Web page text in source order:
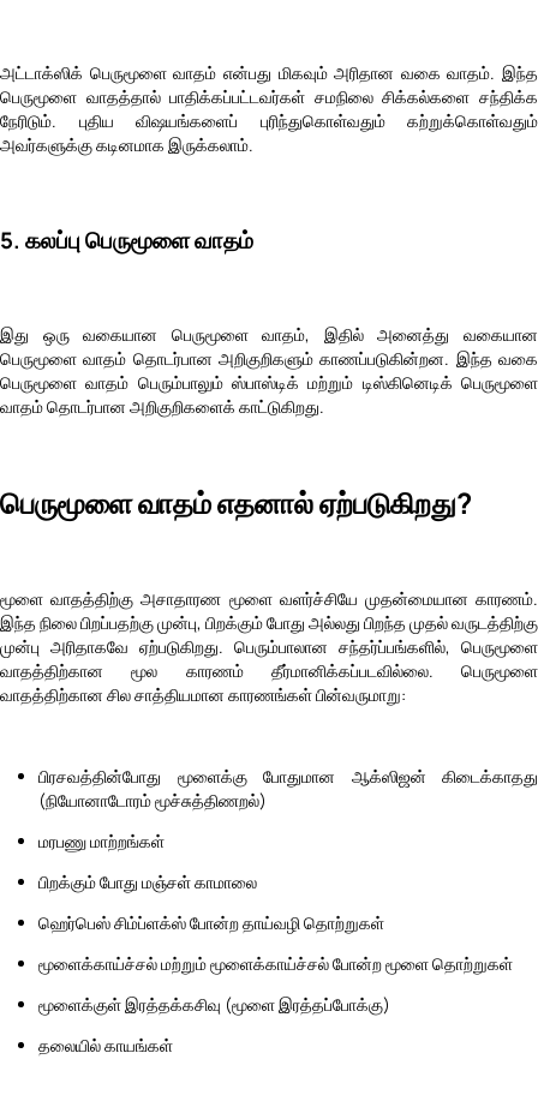
அட்டாக்ஸிக் பெருமூளை வாதம் என்பது மிகவும் அரிதான வகை வாதம். இந்த
பெருமூளை வாதத்தால் பாதிக்கப்பட்டவர்கள் சமநிலை சிக்கல்களை சந்திக்க
நேரிடும். புதிய விஷயங்களைப் புரிந்துகொள்வதும் கற்றுக்கொள்வதும்
அவர்களுக்கு கடினமாக இருக்கலாம்.
5. கலப்பு பெருமூளை வாதம்
இது ஒரு வகையான பெருமூளை வாதம், இதில் அனைத்து வகையான
பெருமூளை வாதம் தொடர்பான அறிகுறிகளும் காணப்படுகின்றன. இந்த வகை
பெருமூளை வாதம் பெரும்பாலும் ஸ்பாஸ்டிக் மற்றும் டிஸ்கினெடிக் பெருமூளை
வாதம் தொடர்பான அறிகுறிகளைக் காட்டுகிறது.
பெருமூளை வாதம் எதனால் ஏற்படுகிறது?
மூளை வாதத்திற்கு அசாதாரண மூளை வளர்ச்சியே முதன்மையான காரணம்.
இந்த நிலை பிறப்பதற்கு முன்பு, பிறக்கும் போது அல்லது பிறந்த முதல் வருடத்திற்கு
முன்பு அரிதாகவே ஏற்படுகிறது. பெரும்பாலான சந்தர்ப்பங்களில், பெருமூளை
வாதத்திற்கான மூல காரணம் தீர்மானிக்கப்படவில்லை. பெருமூளை
வாதத்திற்கான சில சாத்தியமான காரணங்கள் பின்வருமாறு:
பிரசவத்தின்போது மூளைக்கு போதுமான ஆக்ஸிஜன் கிடைக்காதது
(நியோனாடோரம் மூச்சுத்திணறல்)
மரபணு மாற்றங்கள்
பிறக்கும் போது மஞ்சள் காமாலை
ஹெர்பெஸ் சிம்ப்ளக்ஸ் போன்ற தாய்வழி தொற்றுகள்
மூளைக்காய்ச்சல் மற்றும் மூளைக்காய்ச்சல் போன்ற மூளை தொற்றுகள்
மூளைக்குள் இரத்தக்கசிவு (மூளை இரத்தப்போக்கு)
தலையில் காயங்கள்